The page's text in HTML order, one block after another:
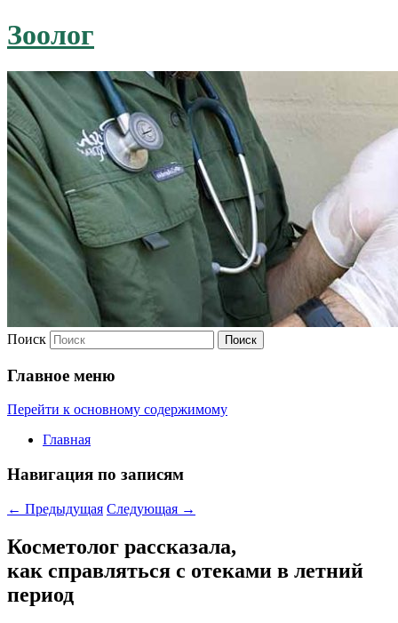
Зоолог
Поиск
Главное меню
Перейти к основному содержимому
Главная
Навигация по записям
← Предыдущая Следующая →
Косметолог рассказала,
как справляться с отеками в летний
период